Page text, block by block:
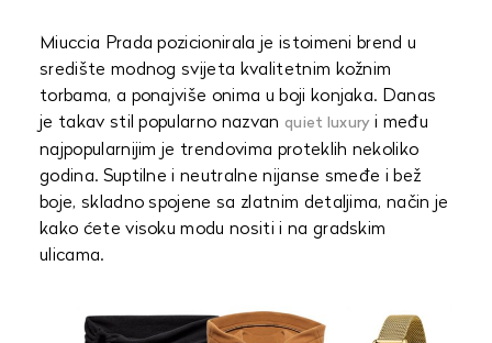
Miuccia Prada pozicionirala je istoimeni brend u
središte modnog svijeta kvalitetnim kožnim
torbama, a ponajviše onima u boji konjaka. Danas
je takav stil popularno nazvan quiet luxuryi među
najpopularnijim je trendovima proteklih nekoliko
godina. Suptilne i neutralne nijanse smeđe i bež
boje, skladno spojene sa zlatnim detaljima, način je
kako ćete visoku modu nositi i na gradskim
ulicama.